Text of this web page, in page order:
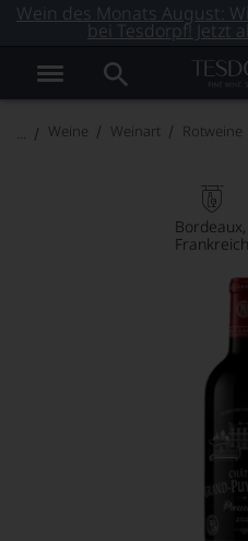
Wein des Monats August:
bei Tesdorpf! Jetzt
Weine Weinart Rotweine
Bordeaux
Frankreich